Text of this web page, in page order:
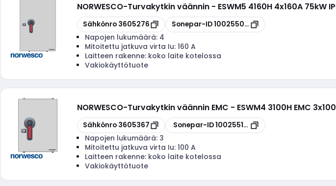
NORWESCO-Turvakytkin väännin - ESWM5 4160H 4x160A 75kW
Kopioi
Sähkönro 3605276 Kopioi
Sonepar-ID100255080
Napojen lukumäärä: 4
Mitoitettu jatkuva virta Iu: 160 A
Laitteen rakenne: koko laite kotelossa
Vakiokäyttötuote
NORWESCO-Turvakytkin väännin EMC - ESWM4 3100H EMC
Kopioi
Sähkönro 3605367 Kopioi
Sonepar-ID100255128
Napojen lukumäärä: 3
Mitoitettu jatkuva virta Iu: 100 A
Laitteen rakenne: koko laite kotelossa
Vakiokäyttötuote